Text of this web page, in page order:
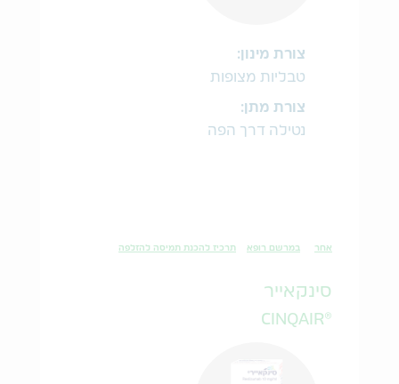
צורת מינון:
טבליות מצופות
צורת מתן:
נטילה דרך הפה
אחר במרשם רופא תרכיז להכנת תמיסה להזלפה
סינקאייר
®CINQAIR